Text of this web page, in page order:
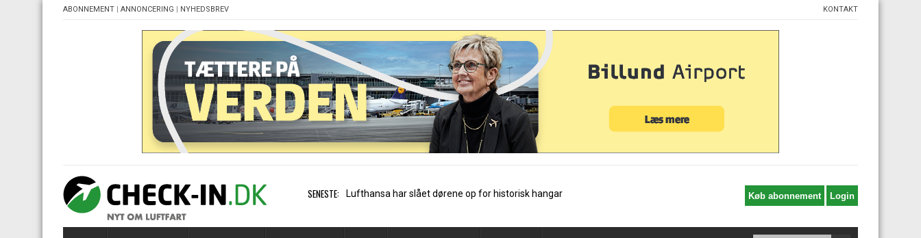
ABONNEMENT | ANNONCERING | NYHEDSBREV KONTAKT
SENESTE: Trods vækst: Mangler